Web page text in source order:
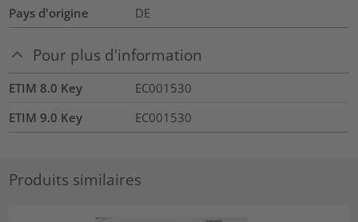
Pays d'origine DE
Pour plus d'information
ETIM 8.0 Key
EC001530
ETIM 9.0 Key
EC001530
Produits similaires